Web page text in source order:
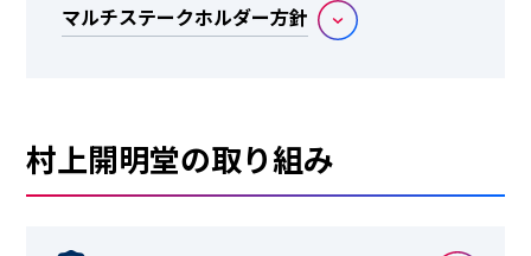
マルチステークホルダー方針
村上開明堂の取り組み